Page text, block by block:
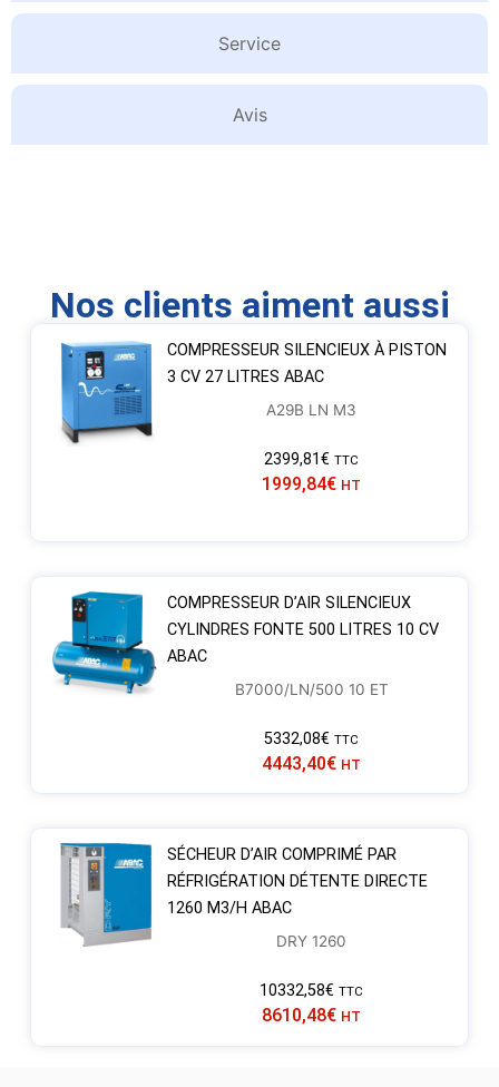
Service
Avis
Nos clients aiment aussi
COMPRESSEUR SILENCIEUX À PISTON
3 CV 27 LITRES ABAC
A29B LN M3
2399,81€ TTC
1999,84€ HT
COMPRESSEUR D’AIR SILENCIEUX
CYLINDRES FONTE 500 LITRES 10 CV
ABAC
B7000/LN/500 10 ET
5332,08€ TTC
4443,40€ HT
SÉCHEUR D’AIR COMPRIMÉ PAR
RÉFRIGÉRATION DÉTENTE DIRECTE
1260 M3/H ABAC
DRY 1260
10332,58€ TTC
8610,48€ HT